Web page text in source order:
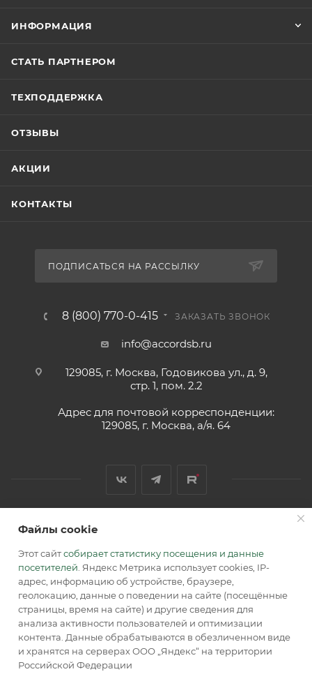
ИНФОРМАЦИЯ
СТАТЬ ПАРТНЕРОМ
ТЕХПОДДЕРЖКА
ОТЗЫВЫ
АКЦИИ
КОНТАКТЫ
ПОДПИСАТЬСЯ НА РАССЫЛКУ
8 (800) 770-0-415 ЗАКАЗАТЬ ЗВОНОК
info@accordsb.ru
129085, г. Москва, Годовикова ул., д. 9,
стр. 1, пом. 2.2
Адрес для почтовой корреспонденции:
129085, г. Москва, а/я. 64
2026 © Обращаем Ваше внимание на то, что вся
информация, размещенная на сайте, носит
информационный характер и не является публичной
офертой, определяемой положениями Статьи 437 (2) ГК РФ.
Файлы cookie
Этот сайтсобирает статистику посещения и данные
посетителей . Яндекс Метрика использует cookies, IP-
адрес, информацию об устройстве, браузере,
геолокацию, данные о поведении на сайте (посещённые
страницы, время на сайте) и другие сведения для
анализа активности пользователей и оптимизации
контента. Данные обрабатываются в обезличенном виде
и хранятся на серверах ООО „Яндекс“ на территории
Российской Федерации